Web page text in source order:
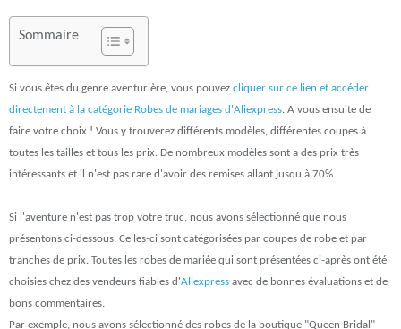
Sommaire
Si vous êtes du genre aventurière, vous pouvez cliquer sur ce lien et accéder
directement à la catégorie Robes de mariages d'Aliexpress . A vous ensuite de
faire votre choix ! Vous y trouverez différents modèles, différentes coupes à
toutes les tailles et tous les prix. De nombreux modèles sont a des prix très
intéressants et il n'est pas rare d'avoir des remises allant jusqu'à 70%.
Si l'aventure n'est pas trop votre truc, nous avons sélectionné que nous
présentons ci-dessous. Celles-ci sont catégorisées par coupes de robe et par
tranches de prix. Toutes les robes de mariée qui sont présentées ci-après ont été
choisies chez des vendeurs fiables d'Aliexpress avec de bonnes évaluations et de
bons commentaires.
Par exemple, nous avons sélectionné des robes de la boutique "Queen Bridal"